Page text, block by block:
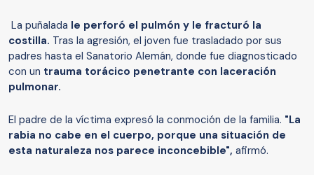
La puñalada le perforó el pulmón y le fracturó la
costilla. Tras la agresión, el joven fue trasladado por sus
padres hasta el Sanatorio Alemán, donde fue diagnosticado
con un trauma torácico penetrante con laceración
pulmonar.
El padre de la víctima expresó la conmoción de la familia. "La
rabia no cabe en el cuerpo, porque una situación de
esta naturaleza nos parece inconcebible", afirmó.